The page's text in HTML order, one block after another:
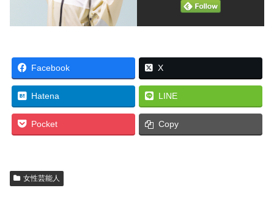
Facebook X
Hatena LINE
Pocket Copy
女性芸能人